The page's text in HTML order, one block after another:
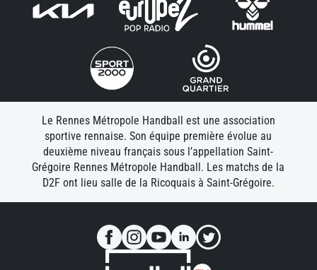
Le Rennes Métropole Handball est une association
sportive rennaise. Son équipe première évolue au
deuxième niveau français sous l’appellation Saint-
Grégoire Rennes Métropole Handball. Les matchs de la
D2F ont lieu salle de la Ricoquais à Saint-Grégoire.